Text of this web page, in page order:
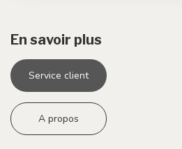
En savoir plus
Service client
A propos